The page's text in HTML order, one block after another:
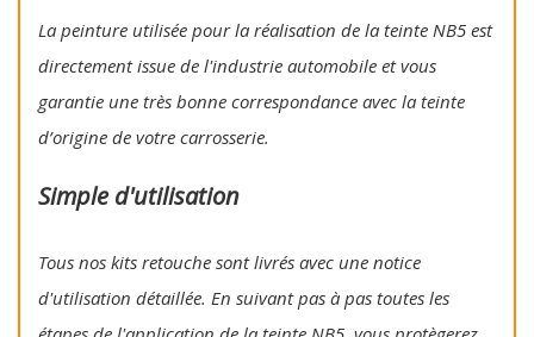
La peinture utilisée pour la réalisation de la teinte NB5 est
directement issue de l'industrie automobile et vous
garantie une très bonne correspondance avec la teinte
d’origine de votre carrosserie.
Simple d'utilisation
Tous nos kits retouche sont livrés avec une notice
d'utilisation détaillée. En suivant pas à pas toutes les